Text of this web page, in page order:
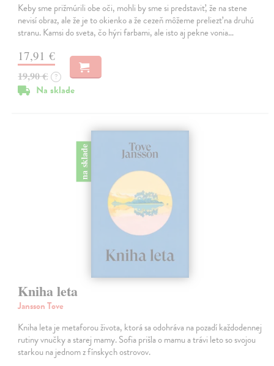
Keby sme prižmúrili obe oči, mohli by sme si predstaviť, že na stene
nevisí obraz, ale že je to okienko a že cezeň môžeme preliezť na druhú
stranu. Kamsi do sveta, čo hýri farbami, ale isto aj pekne vonia…
17,91 €
19,90 € ?
Na sklade
na sklade
Kniha leta
Jansson Tove
Kniha leta je metaforou života, ktorá sa odohráva na pozadí každodennej
rutiny vnučky a starej mamy. Sofia prišla o mamu a trávi leto so svojou
starkou na jednom z fínskych ostrovov.